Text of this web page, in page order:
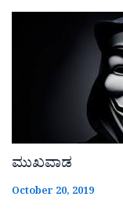
ಮುಖವಾಡ
October 20, 2019